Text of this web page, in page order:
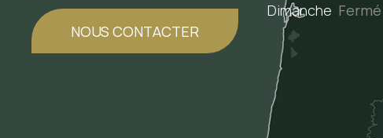
NOUS CONTACTER
Dimanche Fermé